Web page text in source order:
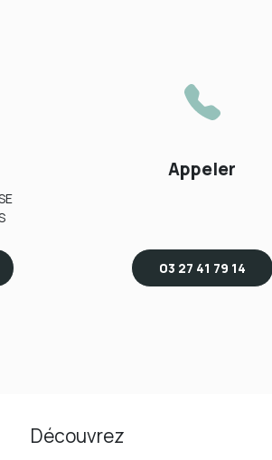
Appeler
03 27 41 79 14
Découvrez